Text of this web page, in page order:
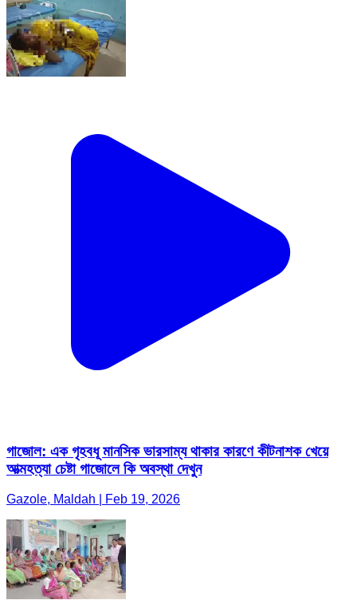
গাজোল: এক গৃহবধূ মানসিক ভারসাম্য থাকার কারণে কীটনাশক খেয়ে
আত্মহত্যা চেষ্টা গাজোলে কি অবস্থা দেখুন
Gazole, Maldah | Feb 19, 2026